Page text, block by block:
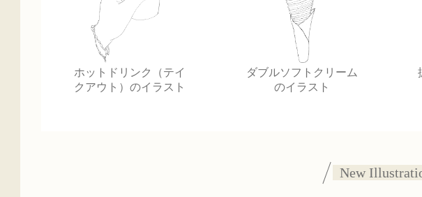
ホットドリンク（テイ
クアウト）のイラスト
ダブルソフトクリーム
のイラスト
New